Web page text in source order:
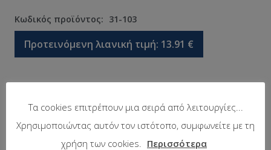
Κωδικός προϊόντος: 31-103
Προτεινόμενη λιανική τιμή: 13.91 €
Τα cookies επιτρέπουν μια σειρά από λειτουργίες...
Χρησιμοποιώντας αυτόν τον ιστότοπο, συμφωνείτε με τη
χρήση των cookies.
Περισσότερα